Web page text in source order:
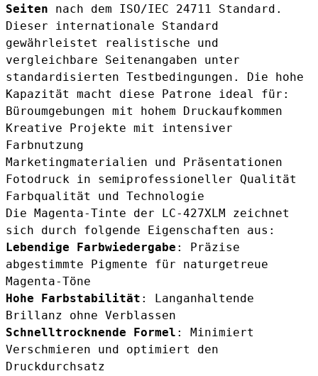
Seiten nach dem ISO/IEC 24711 Standard.
Dieser internationale Standard
gewährleistet realistische und
vergleichbare Seitenangaben unter
standardisierten Testbedingungen. Die hohe
Kapazität macht diese Patrone ideal für:
Büroumgebungen mit hohem Druckaufkommen
Kreative Projekte mit intensiver
Farbnutzung
Marketingmaterialien und Präsentationen
Fotodruck in semiprofessioneller Qualität
Farbqualität und Technologie
Die Magenta-Tinte der LC-427XLM zeichnet
sich durch folgende Eigenschaften aus:
Lebendige Farbwiedergabe : Präzise
abgestimmte Pigmente für naturgetreue
Magenta-Töne
Hohe Farbstabilität : Langanhaltende
Brillanz ohne Verblassen
Schnelltrocknende Formel : Minimiert
Verschmieren und optimiert den
Druckdurchsatz